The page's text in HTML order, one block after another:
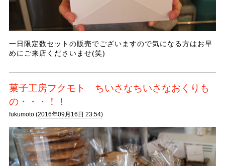
一日限定数セットの販売でございますので気になる方はお早
めにご来店くださいませ(笑)
菓子工房フクモト ちいさなちいさなおくりも
の・・・！！
fukumoto (2016年09月16日 23:54)